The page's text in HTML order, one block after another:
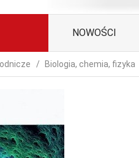
NOWOŚCI
Biologia, chemia, fizyka